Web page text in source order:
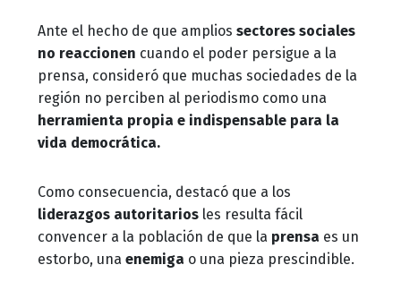
Ante el hecho de que amplios sectores sociales
no reaccionen cuando el poder persigue a la
prensa, consideró que muchas sociedades de la
región no perciben al periodismo como una
herramienta propia e indispensable para la
vida democrática.
Como consecuencia, destacó que a los
liderazgos autoritarios les resulta fácil
convencer a la población de que la prensa es un
estorbo, una enemiga o una pieza prescindible.